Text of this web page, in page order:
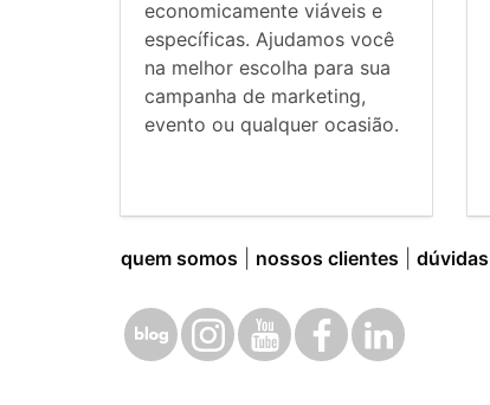
economicamente viáveis e
específicas. Ajudamos você
na melhor escolha para sua
campanha de marketing,
evento ou qualquer ocasião.
quem somos nossos clientes dúvidas